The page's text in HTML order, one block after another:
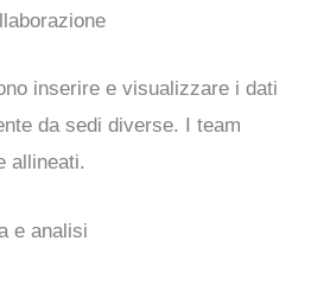
inserire e visualizzare i dati
da sedi diverse. I team
allineati.
e analisi